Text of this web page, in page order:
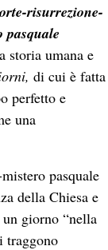
risurrezione-
pasquale
storia umana e
di cui è fatta
perfetto e
una
pasquale
della Chiesa e
giorno “nella
traggono